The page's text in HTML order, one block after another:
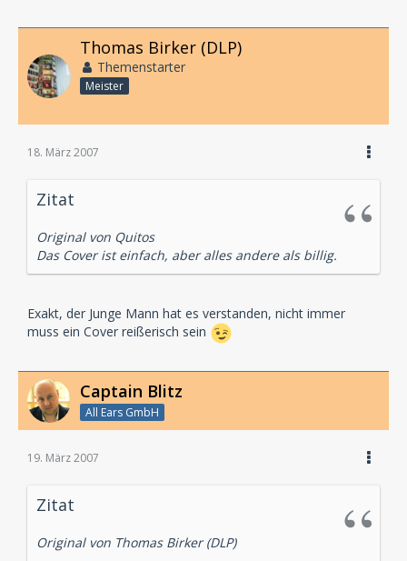
Thomas Birker (DLP)
Themenstarter
Meister
18. März 2007
Zitat
Original von Quitos
Das Cover ist einfach, aber alles andere als billig.
Exakt, der Junge Mann hat es verstanden, nicht immer
muss ein Cover reißerisch sein
Captain Blitz
All Ears GmbH
19. März 2007
Zitat
Original von Thomas Birker (DLP)